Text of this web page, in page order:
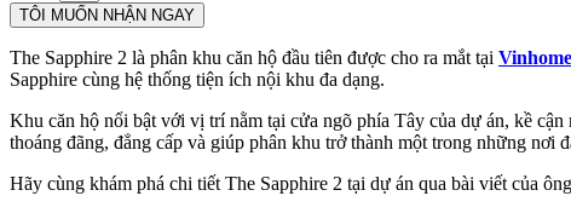
TÔI MUỐN NHẬN NGAY
The Sapphire 2 là phân khu căn hộ đầu tiên được cho ra mắt tại
Sapphire cùng hệ thống tiện ích nội khu đa dạng.
Khu căn hộ nổi bật với vị trí nằm tại cửa ngõ phía Tây của dự án, kề
thoáng đãng, đẳng cấp và giúp phân khu trở thành một trong những nơi
Hãy cùng khám phá chi tiết The Sapphire 2 tại dự án qua bài viết của